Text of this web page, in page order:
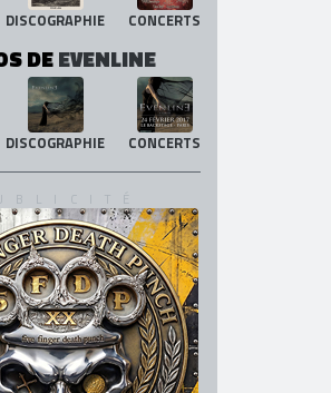
DISCOGRAPHIE CONCERTS
DEEVENLINE
DISCOGRAPHIE CONCERTS